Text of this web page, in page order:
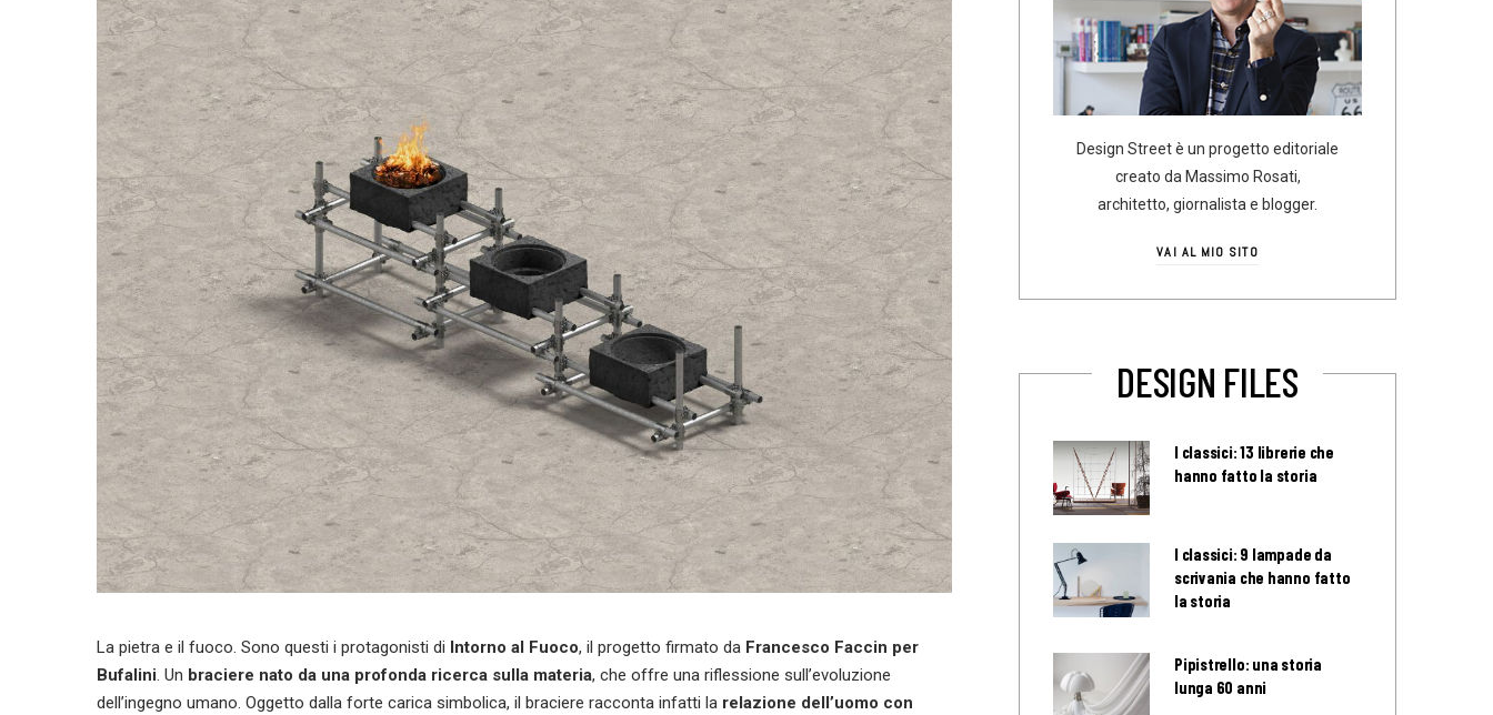
La pietra e il fuoco. Sono questi i protagonisti di Intorno al Fuoco, il progetto firmato da Francesco Faccin per
Bufalini. Un braciere nato da una profonda ricerca sulla materia, che offre una riflessione sull’evoluzione
dell’ingegno umano. Oggetto dalla forte carica simbolica, il braciere racconta infatti la relazione dell’uomo con
Design Street è un progetto editoriale
creato da Massimo Rosati,
architetto, giornalista e blogger.
VAI AL MIO SITO
DESIGN FILES
I classici: 13 librerie che
hanno fatto la storia
I classici: 9 lampade da
scrivania che hanno fatto
la storia
Pipistrello: una storia
lunga 60 anni